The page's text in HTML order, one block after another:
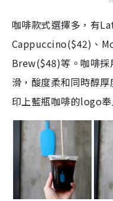
咖啡款式選擇多，有
Cappuccino($42)、
Brew($48)等。咖啡採
滑，酸度柔和同時醇
印上藍瓶咖啡的logo奉